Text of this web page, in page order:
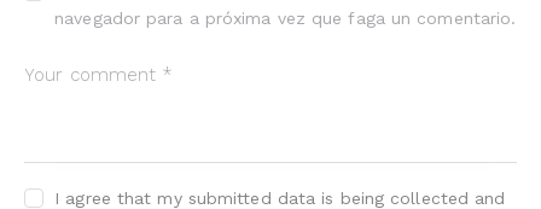
navegador para a próxima vez que faga un comentario.
I agree that my submitted data is being collected and